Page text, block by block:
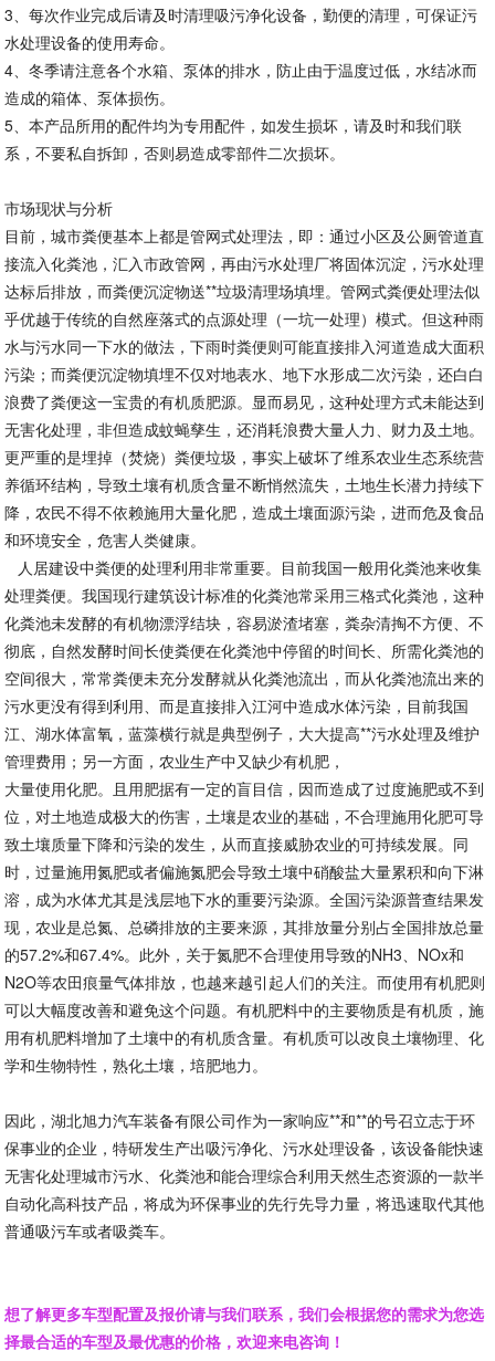
3、每次作业完成后请及时清理吸污净化设备，勤便的清理，可保证污
水处理设备的使用寿命。
4、冬季请注意各个水箱、泵体的排水，防止由于温度过低，水结冰而
造成的箱体、泵体损伤。
5、本产品所用的配件均为专用配件，如发生损坏，请及时和我们联
系，不要私自拆卸，否则易造成零部件二次损坏。
市场现状与分析
目前，城市粪便基本上都是管网式处理法，即：通过小区及公厕管道直
接流入化粪池，汇入市政管网，再由污水处理厂将固体沉淀，污水处理
达标后排放，而粪便沉淀物送**垃圾清理场填埋。管网式粪便处理法似
乎优越于传统的自然座落式的点源处理（一坑一处理）模式。但这种雨
水与污水同一下水的做法，下雨时粪便则可能直接排入河道造成大面积
污染；而粪便沉淀物填埋不仅对地表水、地下水形成二次污染，还白白
浪费了粪便这一宝贵的有机质肥源。显而易见，这种处理方式未能达到
无害化处理，非但造成蚊蝇孳生，还消耗浪费大量人力、财力及土地。
更严重的是埋掉（焚烧）粪便垃圾，事实上破坏了维系农业生态系统营
养循环结构，导致土壤有机质含量不断悄然流失，土地生长潜力持续下
降，农民不得不依赖施用大量化肥，造成土壤面源污染，进而危及食品
和环境安全，危害人类健康。
人居建设中粪便的处理利用非常重要。目前我国一般用化粪池来收集
处理粪便。我国现行建筑设计标准的化粪池常采用三格式化粪池，这种
化粪池未发酵的有机物漂浮结块，容易淤渣堵塞，粪杂清掏不方便、不
彻底，自然发酵时间长使粪便在化粪池中停留的时间长、所需化粪池的
空间很大，常常粪便未充分发酵就从化粪池流出，而从化粪池流出来的
污水更没有得到利用、而是直接排入江河中造成水体污染，目前我国
江、湖水体富氧，蓝藻横行就是典型例子，大大提高**污水处理及维护
管理费用；另一方面，农业生产中又缺少有机肥，
大量使用化肥。且用肥据有一定的盲目信，因而造成了过度施肥或不到
位，对土地造成极大的伤害，土壤是农业的基础，不合理施用化肥可导
致土壤质量下降和污染的发生，从而直接威胁农业的可持续发展。同
时，过量施用氮肥或者偏施氮肥会导致土壤中硝酸盐大量累积和向下淋
溶，成为水体尤其是浅层地下水的重要污染源。全国污染源普查结果发
现，农业是总氮、总磷排放的主要来源，其排放量分别占全国排放总量
的57.2%和67.4%。此外，关于氮肥不合理使用导致的NH3、NOx和
N2O等农田痕量气体排放，也越来越引起人们的关注。而使用有机肥则
可以大幅度改善和避免这个问题。有机肥料中的主要物质是有机质，施
用有机肥料增加了土壤中的有机质含量。有机质可以改良土壤物理、化
学和生物特性，熟化土壤，培肥地力。
因此，湖北旭力汽车装备有限公司作为一家响应**和**的号召立志于环
保事业的企业，特研发生产出吸污净化、污水处理设备，该设备能快速
无害化处理城市污水、化粪池和能合理综合利用天然生态资源的一款半
自动化高科技产品，将成为环保事业的先行先导力量，将迅速取代其他
普通吸污车或者吸粪车。
想了解更多车型配置及报价请与我们联系，我们会根据您的需求为您选
择最合适的车型及最优惠的价格，欢迎来电咨询！